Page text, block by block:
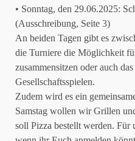
• Sonntag, den 29.06.2025:
(Ausschreibung, Seite 3)
An beiden Tagen gibt es
die Turniere die Möglichkeit
zusammensitzen oder auch
Gesellschaftsspielen.
Zudem wird es ein
Samstag wollen wir Grillen
soll Pizza bestellt werden. Für